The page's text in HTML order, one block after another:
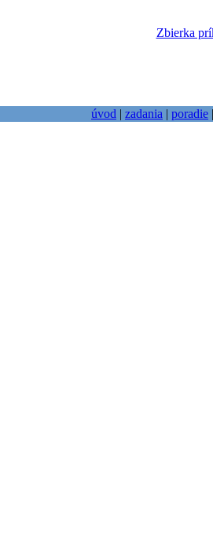
Zbierka
úvod | zadania | poradie